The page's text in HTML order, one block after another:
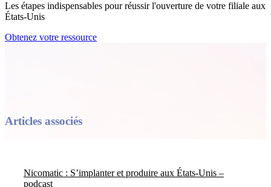
Les étapes indispensables pour réussir l'ouverture de votre filiale aux
États-Unis
Obtenez votre ressource
Articles associés
Nicomatic : S’implanter et produire aux États-Unis –
podcast